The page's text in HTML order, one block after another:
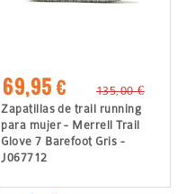
69,95 €
135,00 €
Zapatillas de trail running
para mujer - Merrell Trail
Glove 7 Barefoot Gris -
J067712